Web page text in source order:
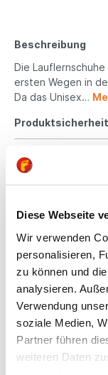
Diese Webseite
Wir verwenden
personalisieren,
zu können und
analysieren.
Verwendung
soziale Medien,
Partner führen
weiteren Daten
Beschreibung
Die
ersten Wegen in
Da das Unisex…
Produktsicherheit
All unsere
von Kindern
ausgerichtet.
bieten
fördern die
sind aus